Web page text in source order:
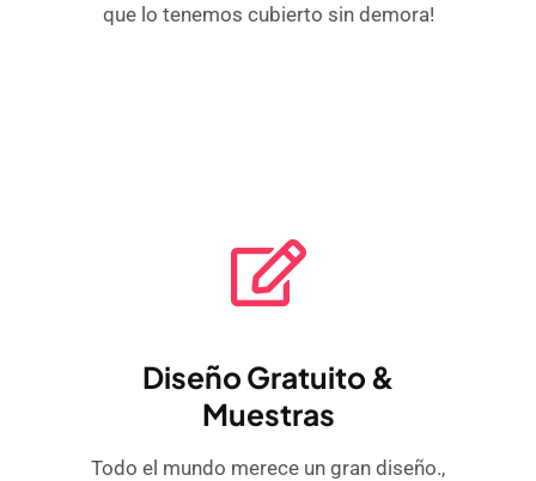
que lo tenemos cubierto sin demora!
Diseño Gratuito &
Muestras
Todo el mundo merece un gran diseño.,